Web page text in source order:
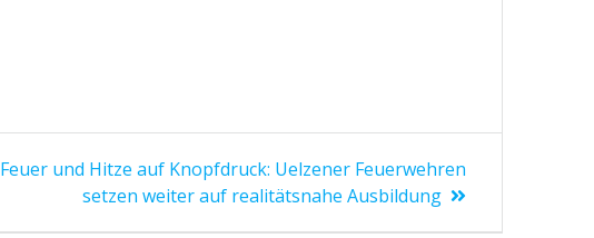
Nächster
Feuer und Hitze auf Knopfdruck: Uelzener Feuerwehren
setzen weiter auf realitätsnahe Ausbildung